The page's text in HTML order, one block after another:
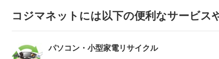
コジマネットには以下の便利なサービス
パソコン・小型家電リサイクル